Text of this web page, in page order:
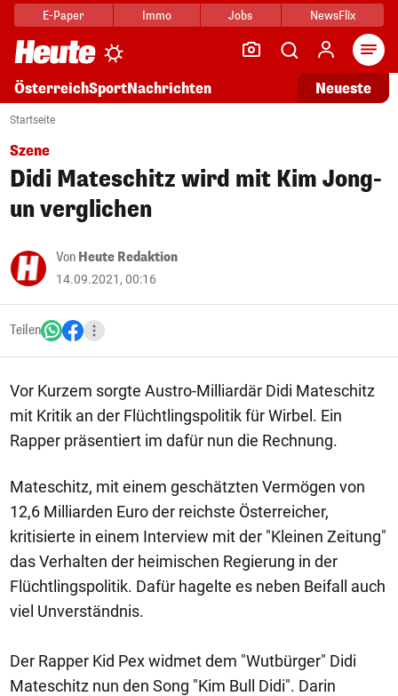
E-Paper Immo Jobs NewsFlix
ÖsterreichSportNachrichten Neueste
Startseite
Szene
Didi Mateschitz wird mit Kim Jong-
un verglichen
Von Heute Redaktion
14.09.2021, 00:16
Teilen
Vor Kurzem sorgte Austro-Milliardär Didi Mateschitz
mit Kritik an der Flüchtlingspolitik für Wirbel. Ein
Rapper präsentiert im dafür nun die Rechnung.
Mateschitz, mit einem geschätzten Vermögen von
12,6 Milliarden Euro der reichste Österreicher,
kritisierte in einem Interview mit der "Kleinen Zeitung"
das Verhalten der heimischen Regierung in der
Flüchtlingspolitik. Dafür hagelte es neben Beifall auch
viel Unverständnis.
Der Rapper Kid Pex widmet dem "Wutbürger" Didi
Mateschitz nun den Song "Kim Bull Didi". Darin